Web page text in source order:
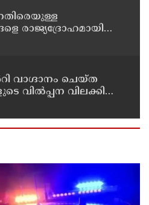
രാജ്യദ്രോഹമായി
വാഗ്ദാനം ചെയ്ത
വിൽപ്പന വിലക്കിയ